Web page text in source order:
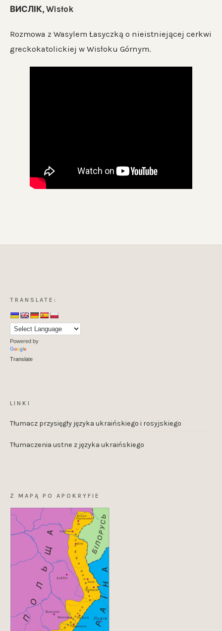
ВИСЛІК, Wisłok
Rozmowa z Wasylem Łasyczką o nieistniejącej cerkwi
greckokatolickiej w Wisłoku Górnym.
TRANSLATE:
Powered by
Translate
LINKI
Tłumacz przysięgły języka ukraińskiego i rosyjskiego
Tłumaczenia ustne z języka ukraińskiego
Z MAPĄ PO APOKRYFIE